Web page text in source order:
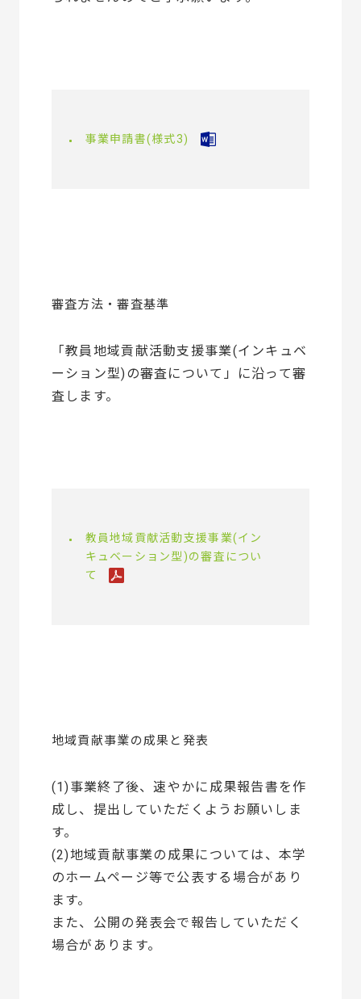
事業申請書(様式3)
審査方法・審査基準
「教員地域貢献活動支援事業(インキュベ
ーション型)の審査について」に沿って審
査します。
教員地域貢献活動支援事業(イン
キュベーション型)の審査につい
て
地域貢献事業の成果と発表
(1)事業終了後、速やかに成果報告書を作
成し、提出していただくようお願いしま
す。
(2)地域貢献事業の成果については、本学
のホームページ等で公表する場合があり
ます。
また、公開の発表会で報告していただく
場合があります。